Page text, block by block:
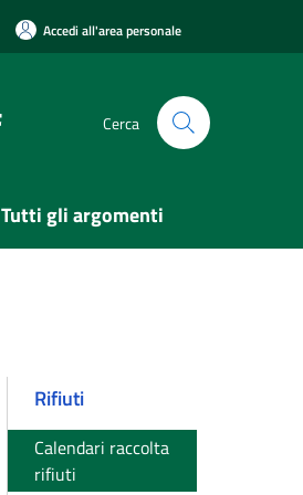
Accedi all'area personale
Cerca
Tutti gli argomenti
Rifiuti
Calendari raccolta
rifiuti